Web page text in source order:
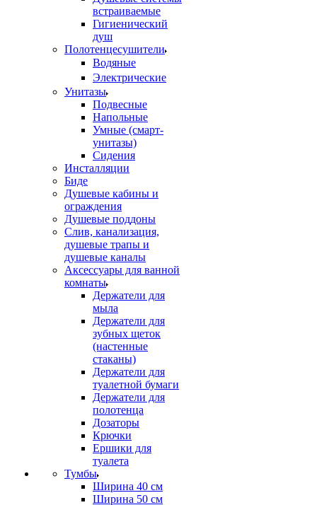
встраиваемые
Гигиенический
душ
Полотенцесушители
ㅤВодяные
ㅤЭлектрические
Унитазы
Подвесные
Напольные
Умные (смарт-
унитазы)
Сидения
Инсталляции
Биде
Душевые кабины и
ограждения
Душевые поддоны
Слив, канализация,
душевые трапы и
душевые каналы
Аксессуары для ванной
комнаты
Держатели для
мыла
Держатели для
зубных щеток
(настенные
стаканы)
Держатели для
туалетной бумаги
Держатели для
полотенца
Дозаторы
Крючки
Ершики для
туалета
Тумбы
Ширина 40 см
Ширина 50 см